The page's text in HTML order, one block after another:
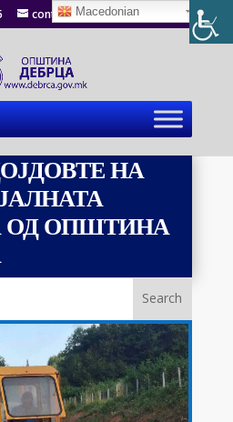
contact@debrca.gov.mk
НА
ОД ОПШТИНА
Macedonian